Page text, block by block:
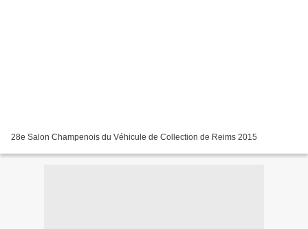
28e Salon Champenois du Véhicule de Collection de Reims 2015